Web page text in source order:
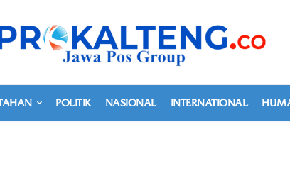
POLITIK NASIONAL INTERNATIONAL